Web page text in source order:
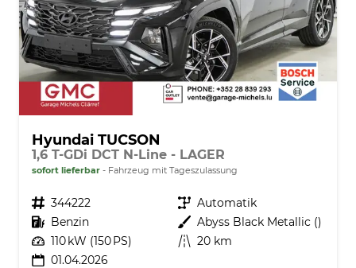
Hyundai TUCSON
1,6 T-GDi DCT N-Line - LAGER
sofort lieferbar Fahrzeug mit Tageszulassung
Fahrzeugnr. 344222 Getriebe Automatik
Kraftstoff Benzin Außenfarbe Abyss Black Metallic ()
Leistung 110 kW (150 PS) Kilometerstand 20 km
01.04.2026